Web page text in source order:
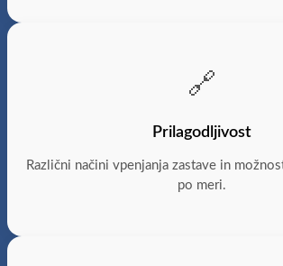
🔗
Prilagodljivost
Različni načini vpenjanja zastave in
po meri.